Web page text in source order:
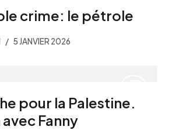
crime: le pétrole
5 JANVIER 2026
pour la Palestine.
Fanny